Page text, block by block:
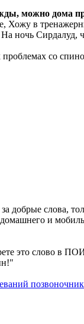
можно дома
Хожу в
На ночь
проблемах со
добрые слова,
и
это слово в